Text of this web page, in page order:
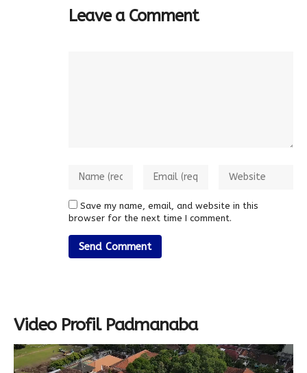
Leave a Comment
Save my name, email, and website in this
browser for the next time I comment.
Video Profil Padmanaba
Video
Player